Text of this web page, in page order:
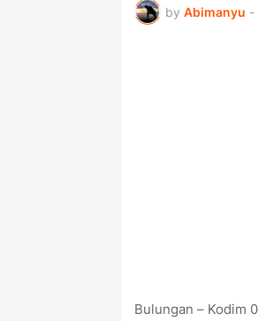
by Abimanyu -
‎Bulungan – Kodim